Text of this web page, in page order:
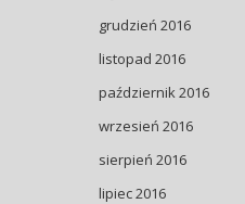
grudzień 2016
listopad 2016
październik 2016
wrzesień 2016
sierpień 2016
lipiec 2016